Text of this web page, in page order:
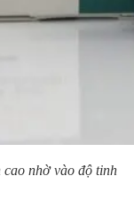
cao nhờ vào độ tinh